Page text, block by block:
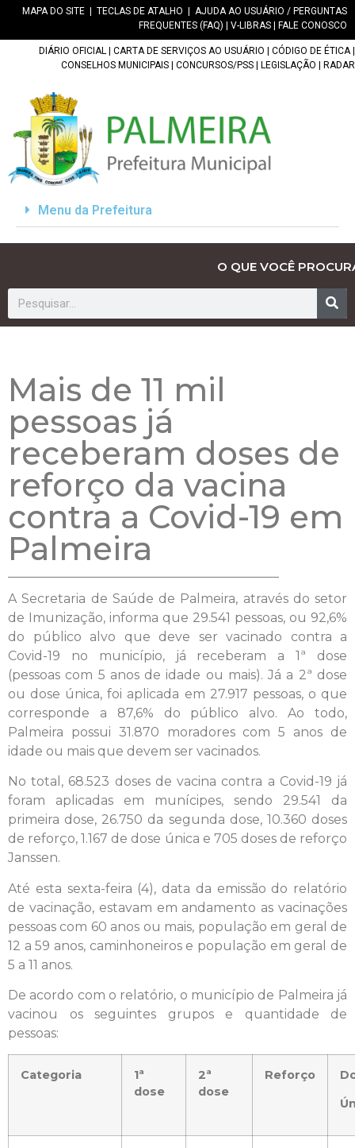
MAPA DO SITE TECLAS DE ATALHO
AJUDA AO USUÁRIO / PERGUNTAS
FREQUENTES (FAQ)
V-LIBRAS FALE CONOSCO
DIÁRIO OFICIAL CARTA DE SERVIÇOS AO USUÁRIO CÓDIGO DE ÉTICA|
CONSELHOS MUNICIPAIS
CONCURSOS/PSS LEGISLAÇÃO RADAR
Menu da Prefeitura
O QUE VOCÊ
Mais de 11 mil
pessoas já
receberam doses de
reforço da vacina
contra a Covid-19 em
Palmeira
A Secretaria de Saúde de Palmeira, através do setor
de Imunização, informa que 29.541 pessoas, ou 92,6%
do público alvo que deve ser vacinado contra a
Covid-19 no município, já receberam a 1ª dose
(pessoas com 5 anos de idade ou mais). Já a 2ª dose
ou dose única, foi aplicada em 27.917 pessoas, o que
corresponde a 87,6% do público alvo. Ao todo,
Palmeira possui 31.870 moradores com 5 anos de
idade ou mais que devem ser vacinados.
No total, 68.523 doses de vacina contra a Covid-19 já
foram aplicadas em munícipes, sendo 29.541 da
primeira dose, 26.750 da segunda dose, 10.360 doses
de reforço, 1.167 de dose única e 705 doses de reforço
Janssen.
Até esta sexta-feira (4), data da emissão do relatório
de vacinação, estavam em andamento as vacinações
pessoas com 60 anos ou mais, população em geral de
12 a 59 anos, caminhoneiros e população em geral de
5 a 11 anos.
De acordo com o relatório, o município de Palmeira já
vacinou os seguintes grupos e quantidade de
pessoas:
Categoria
1ª
dose
2ª
dose
Reforço